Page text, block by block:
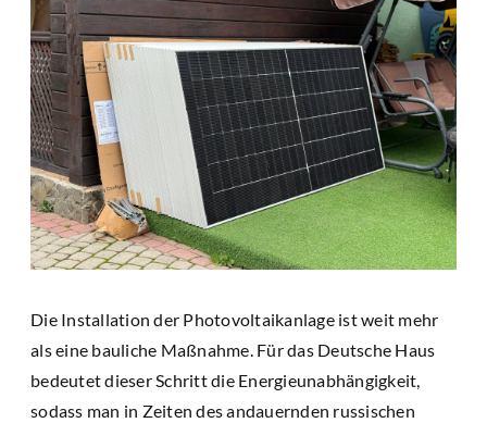
Die Installation der Photovoltaikanlage ist weit mehr
als eine bauliche Maßnahme. Für das Deutsche Haus
bedeutet dieser Schritt die Energieunabhängigkeit,
sodass man in Zeiten des andauernden russischen